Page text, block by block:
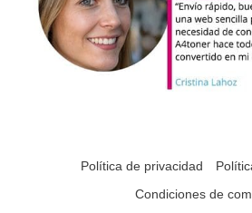
Política de privacidad
Condiciones de